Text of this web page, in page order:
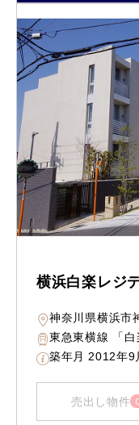
横浜白楽レジ
神奈川県横浜市
東急東横線 「
築年月 2012年9
売出し物件